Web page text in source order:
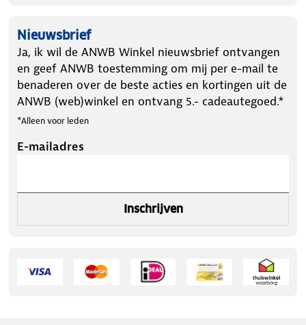
Nieuwsbrief
Ja, ik wil de ANWB Winkel nieuwsbrief ontvangen
en geef ANWB toestemming om mij per e-mail te
benaderen over de beste acties en kortingen uit de
ANWB (web)winkel en ontvang 5.- cadeautegoed.*
*Alleen voor leden
E-mailadres
Inschrijven